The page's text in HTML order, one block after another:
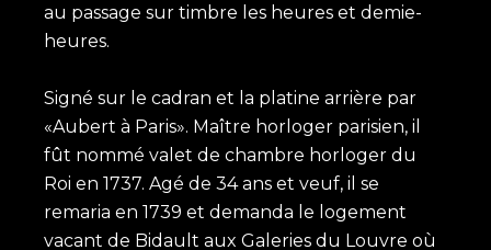
au passage sur timbre les heures et demie-
heures.
Signé sur le cadran et la platine arrière par
«Aubert à Paris». Maître horloger parisien, il
fût nommé valet de chambre horloger du
Roi en 1737. Agé de 34 ans et veuf, il se
remaria en 1739 et demanda le logement
vacant de Bidault aux Galeries du Louvre où